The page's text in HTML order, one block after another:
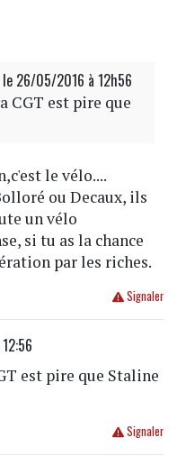
le 26/05/2016 à 12h56
CGT est pire que
le vélo....
ou Decaux, ils
un vélo
si tu as la chance
par les riches.
Signaler
est pire que Staline
Signaler